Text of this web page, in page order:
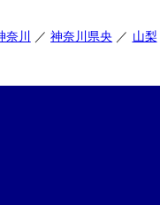
奈川 神奈川県央
山梨